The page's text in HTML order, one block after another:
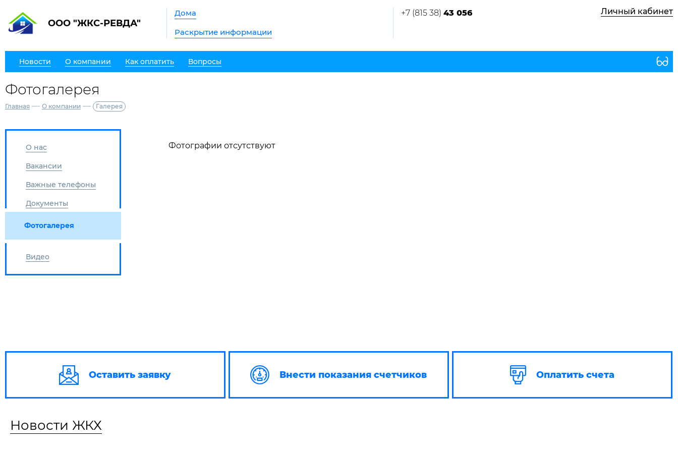
ООО "ЖКС-РЕВДА"
Дома
Раскрытие информации
+7 (815 38) 43 056 Личный кабинет
Новости О компании Как оплатить Вопросы
Фотогалерея
Главная — О компании — Галерея
О нас
Вакансии
Важные телефоны
Документы
Фотогалерея
Видео
Фотографии отсутствуют
Оставить заявку Внести показания счетчиков Оплатить счета
Новости ЖКХ